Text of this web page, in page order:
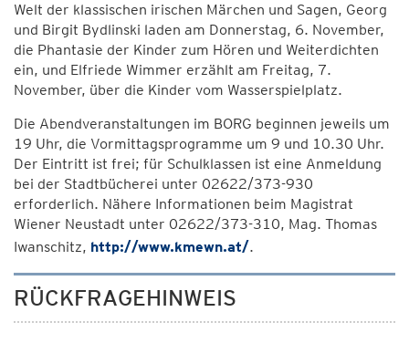
Welt der klassischen irischen Märchen und Sagen, Georg
und Birgit Bydlinski laden am Donnerstag, 6. November,
die Phantasie der Kinder zum Hören und Weiterdichten
ein, und Elfriede Wimmer erzählt am Freitag, 7.
November, über die Kinder vom Wasserspielplatz.
Die Abendveranstaltungen im BORG beginnen jeweils um
19 Uhr, die Vormittagsprogramme um 9 und 10.30 Uhr.
Der Eintritt ist frei; für Schulklassen ist eine Anmeldung
bei der Stadtbücherei unter 02622/373-930
erforderlich. Nähere Informationen beim Magistrat
Wiener Neustadt unter 02622/373-310, Mag. Thomas
Iwanschitz, http://www.kmewn.at/.
RÜCKFRAGEHINWEIS